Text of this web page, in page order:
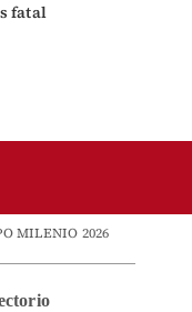
fatal
MILENIO 2026